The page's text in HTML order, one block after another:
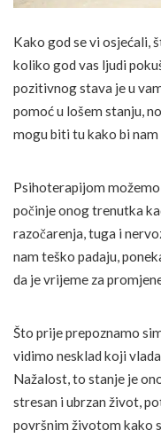
Kako god se vi osjećali,
koliko god vas ljudi
pozitivnog stava je u
pomoć u lošem stanju,
mogu biti tu kako bi
Psihoterapijom
počinje onog trenutka
razočarenja, tuga i
nam teško padaju,
da je vrijeme za
Što prije prepoznamo
vidimo nesklad koji
Nažalost, to stanje je
stresan i ubrzan život,
površnim životom kako